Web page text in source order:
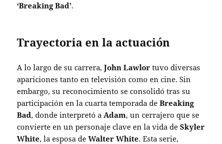
‘Breaking Bad’.
Trayectoria en la actuación
A lo largo de su carrera,John Lawlor tuvo diversas
apariciones tanto en televisión como en cine. Sin
embargo, su reconocimiento se consolidó tras su
participación en la cuarta temporada deBreaking
Bad, donde interpretó a Adam, un cerrajero que se
convierte en un personaje clave en la vida deSkyler
White, la esposa deWalter White. Esta serie,